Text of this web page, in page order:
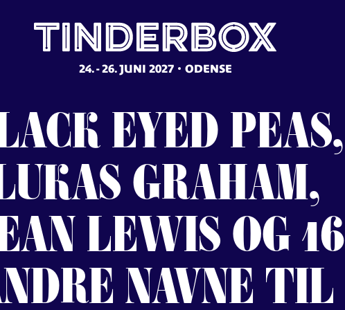
24. - 26. JUNI 2027 ODENSE
EYEDPEAS,
GRAHAM,
LEWISOG16
NAVNE TIL